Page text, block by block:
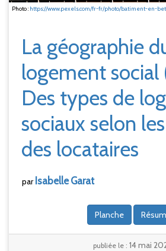
Photo : https://www.pexels.com/fr-fr/photo/batiment-en-
La géographie
logement social
Des types de
sociaux selon
des locataires
par IsabelleGarat
Planche
publiée le : 14 mai